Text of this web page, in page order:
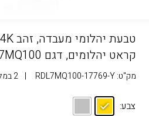
קראט יהלומים, דגם RDL7MQ100
מק"ט:RDL7MQ100-17769-Y
| 2 במלאי
צבע: